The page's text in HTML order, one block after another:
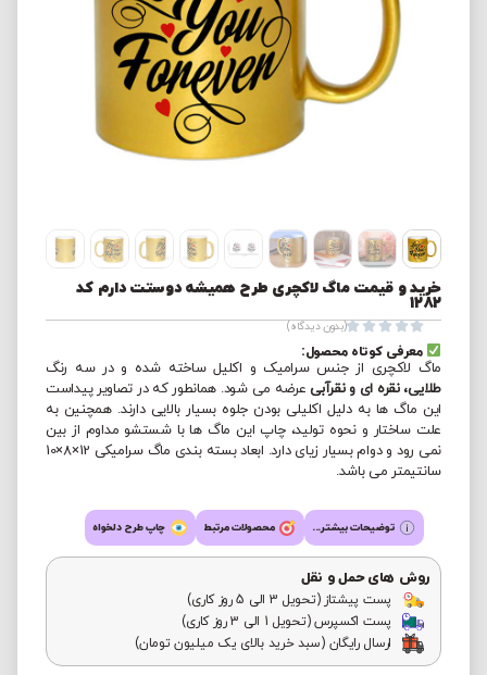
خرید و قیمت ماگ لاکچری طرح همیشه دوستت دارم کد
1282




(بدون دیدگاه)
معرفی کوتاه محصول:
ماگ لاکچری از جنس سرامیک و اکلیل ساخته شده و در سه رنگ
طلایی، نقره ای و نقرآبیعرضه می شود. همانطور که در تصاویر پیداست
این ماگ ها به دلیل اکلیلی بودن جلوه بسیار بالایی دارند. همچنین به
علت ساختار و نحوه تولید، چاپ این ماگ ها با شستشو مداوم از بین
نمی رود و دوام بسیار زیای دارد. ابعاد بسته بندی ماگ سرامیکی 12×8×10
سانتیمتر می باشد.
توضیحات بیشتر... محصولات مرتبط چاپ طرح دلخواه
روش های حمل و نقل
پست پیشتاز (تحویل 3 الی 5 روز کاری)
پست اکسپرس (تحویل 1 الی 3 روز کاری)
ارسال رایگان (سبد خرید بالای یک میلیون تومان)